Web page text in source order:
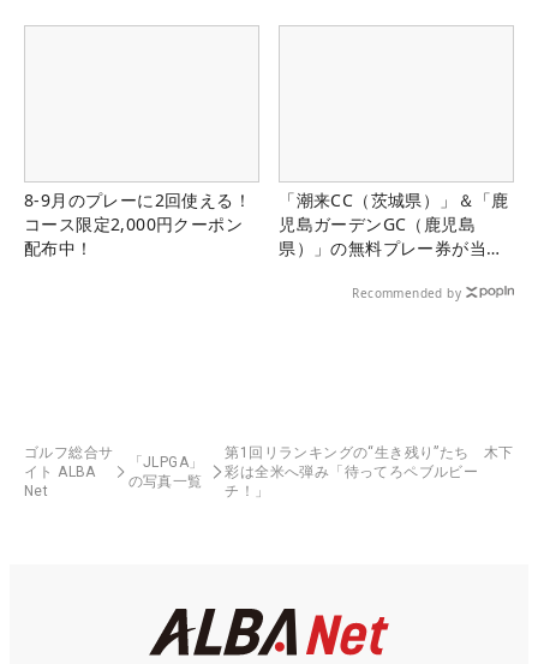
8-9月のプレーに2回使える！
コース限定2,000円クーポン
配布中！
「潮来CC（茨城県）」＆「鹿
児島ガーデンGC（鹿児島
県）」の無料プレー券が当た
Recommended by
ゴルフ総合サ
イト ALBA
Net
「JLPGA」
の写真一覧
第1回リランキングの“生き残り”たち 木下
彩は全米へ弾み「待ってろペブルビー
チ！」